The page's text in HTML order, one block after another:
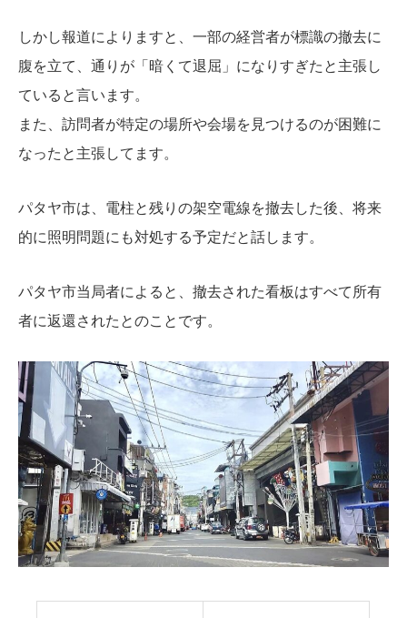
しかし報道によりますと、一部の経営者が標識の撤去に
腹を立て、通りが「暗くて退屈」になりすぎたと主張し
ていると言います。
また、訪問者が特定の場所や会場を見つけるのが困難に
なったと主張してます。
パタヤ市は、電柱と残りの架空電線を撤去した後、将来
的に照明問題にも対処する予定だと話します。
パタヤ市当局者によると、撤去された看板はすべて所有
者に返還されたとのことです。